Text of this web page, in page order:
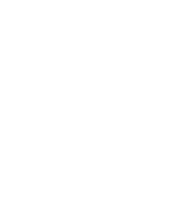
El Consorcio Provincial de
, ha instalado este
viviendas de personas
que refuerza su protección y